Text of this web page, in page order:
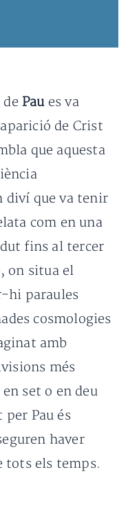
dePau es va
de Crist
que aquesta
diví que va tenir
com en una
fins al tercer
on situa el
hi paraules
cosmologies
amb
més
set o en deu
Pau és
haver
tots els temps.